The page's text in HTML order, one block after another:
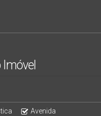
e conforto para
conta com dois
em família ou para
boa área de circulação:
Avenida